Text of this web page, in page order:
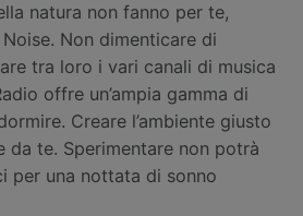
natura non fanno per te,
Non dimenticare di
tra loro i vari canali di musica
offre un’ampia gamma di
Creare l’ambiente giusto
da te. Sperimentare non potrà
per una nottata di sonno